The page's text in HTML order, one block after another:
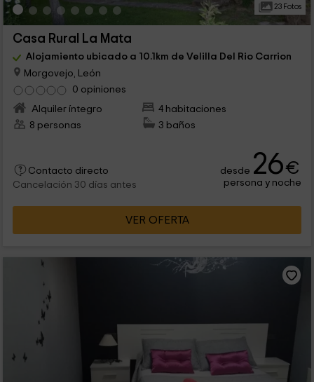
23 Fotos
Casa Rural La Mata
Alojamiento ubicado a 10.1km de Velilla Del Rio Carrion
Morgovejo, León
0 opiniones
Alquiler íntegro
4 habitaciones
8 personas
3 baños
Contacto directo
Cancelación 30 días antes
desde 26€
persona y noche
VER OFERTA